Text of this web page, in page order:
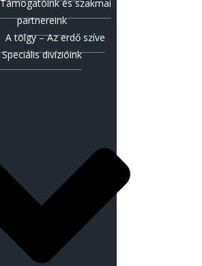
Támogatóink és szakmai
partnereink
A tölgy – Az erdő szíve
Speciális divízióink